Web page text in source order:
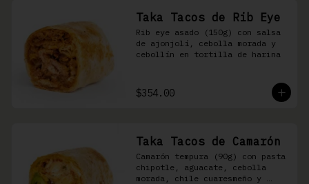
Taka Tacos de Rib Eye
Rib eye asado (150g) con salsa
de ajonjolí, cebolla morada y
cebollín en tortilla de harina
$354.00
Taka Tacos de Camarón
Camarón tempura (90g) con pasta
chipotle, aguacate, cebolla
morada, chile cuaresmeño y